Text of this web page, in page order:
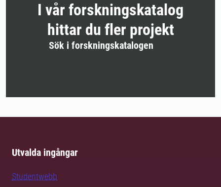
I vår forskningskatalog
hittar du fler projekt
Sök i forskningskatalogen
Utvalda ingångar
Studentwebb